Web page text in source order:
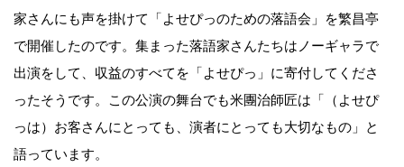
家さんにも声を掛けて「よせぴっのための落語会」を繁昌亭
で開催したのです。集まった落語家さんたちはノーギャラで
出演をして、収益のすべてを「よせぴっ」に寄付してくださ
ったそうです。この公演の舞台でも米團治師匠は「（よせぴ
っは）お客さんにとっても、演者にとっても大切なもの」と
語っています。